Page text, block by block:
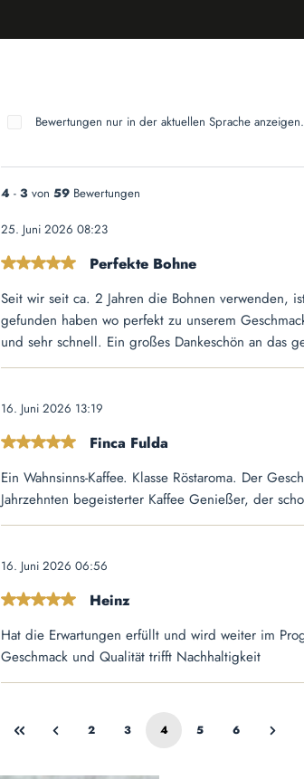
Bewertungen nur in der aktuellen Sprache anzeigen.
4 - 3 von 59 Bewertungen
25. Juni 2026 08:23
Bewertung mit 5 von 5 Sternen
Perfekte Bohne
Seit wir seit ca. 2 Jahren die Bohnen verwenden,
gefunden haben wo perfekt zu unserem
und sehr schnell. Ein großes Dankeschön an das
16. Juni 2026 13:19
Bewertung mit 5 von 5 Sternen
Finca Fulda
Ein Wahnsinns-Kaffee. Klasse Röstaroma. Der
Jahrzehnten begeisterter Kaffee Genießer, der
16. Juni 2026 06:56
Bewertung mit 5 von 5 Sternen
Heinz
Hat die Erwartungen erfüllt und wird weiter im
Geschmack und Qualität trifft Nachhaltigkeit
2
3
4
5
6